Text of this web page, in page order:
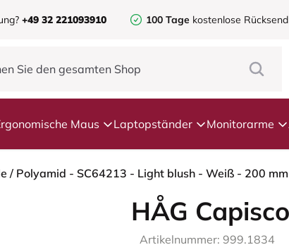
+49 32 221093910 100 Tage kostenlose
Maus Laptopständer Monitorarme
/ Polyamid - SC64213 - Light blush - Weiß - 200
HÅG
Artikelnummer: 999.1834